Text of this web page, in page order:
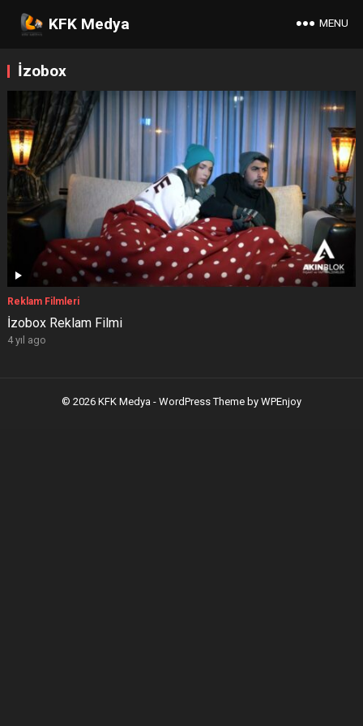
KFK Medya MENU
İzobox
Reklam Filmleri
İzobox Reklam Filmi
4 yıl ago
© 2026 KFK Medya - WordPress Theme by WPEnjoy